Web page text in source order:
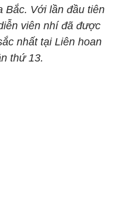
Bắc. Với lần đầu tiên
viên nhí đã được
nhất tại Liên hoan
thứ 13.